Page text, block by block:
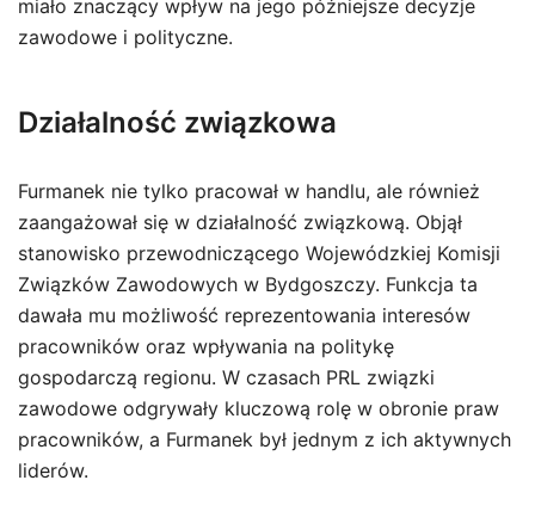
miało znaczący wpływ na jego późniejsze decyzje
zawodowe i polityczne.
Działalność związkowa
Furmanek nie tylko pracował w handlu, ale również
zaangażował się w działalność związkową. Objął
stanowisko przewodniczącego Wojewódzkiej Komisji
Związków Zawodowych w Bydgoszczy. Funkcja ta
dawała mu możliwość reprezentowania interesów
pracowników oraz wpływania na politykę
gospodarczą regionu. W czasach PRL związki
zawodowe odgrywały kluczową rolę w obronie praw
pracowników, a Furmanek był jednym z ich aktywnych
liderów.